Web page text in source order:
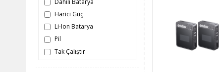
Harici Güç
Li-Ion Batarya
Pil
Tak Çalıştır